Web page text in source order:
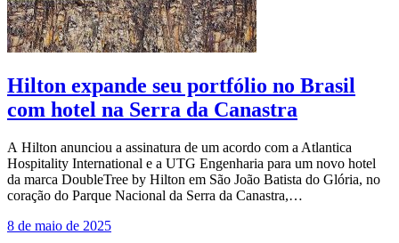
Hilton expande seu portfólio no Brasil
com hotel na Serra da Canastra
A Hilton anunciou a assinatura de um acordo com a Atlantica
Hospitality International e a UTG Engenharia para um novo hotel
da marca DoubleTree by Hilton em São João Batista do Glória, no
coração do Parque Nacional da Serra da Canastra,…
8 de maio de 2025